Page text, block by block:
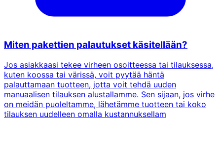
Miten pakettien palautukset käsitellään?
Jos asiakkaasi tekee virheen osoitteessa tai tilauksessa,
kuten koossa tai värissä, voit pyytää häntä
palauttamaan tuotteen, jotta voit tehdä uuden
manuaalisen tilauksen alustallamme. Sen sijaan, jos virhe
on meidän puoleltamme, lähetämme tuotteen tai koko
tilauksen uudelleen omalla kustannuksellam